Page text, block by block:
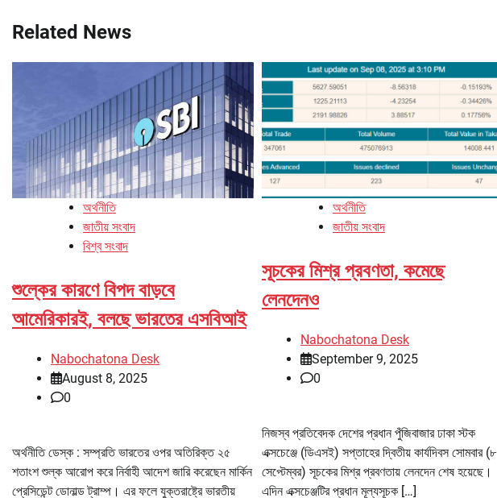
Related News
অর্থনীতি
জাতীয় সংবাদ
বিশ্ব সংবাদ
শুল্কের কারণে বিপদ বাড়বে
আমেরিকারই, বলছে ভারতের এসবিআই
Nabochatona Desk
August 8, 2025
0
অর্থনীতি ডেস্ক : সম্প্রতি ভারতের ওপর অতিরিক্ত ২৫
শতাংশ শুল্ক আরোপ করে নির্বাহী আদেশ জারি করেছেন মার্কিন
প্রেসিডেন্ট ডোনাল্ড ট্রাম্প। এর ফলে যুক্তরাষ্ট্রে ভারতীয়
অর্থনীতি
জাতীয় সংবাদ
সূচকের মিশ্র প্রবণতা, কমেছে
লেনদেনও
Nabochatona Desk
September 9, 2025
0
নিজস্ব প্রতিবেদক দেশের প্রধান পুঁজিবাজার ঢাকা স্টক
এক্সচেঞ্জে (ডিএসই) সপ্তাহের দ্বিতীয় কার্যদিবস সোমবার (৮
সেপ্টেম্বর) সূচকের মিশ্র প্রবণতায় লেনদেন শেষ হয়েছে।
এদিন এক্সচেঞ্জটির প্রধান মূল্যসূচক […]